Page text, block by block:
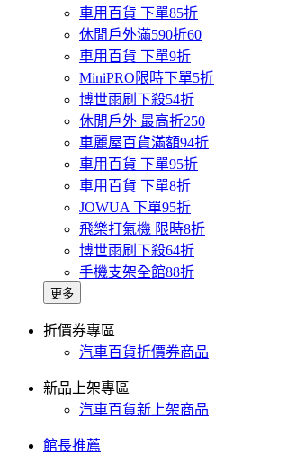
車用百貨 下單85折
休閒戶外滿590折60
車用百貨 下單9折
MiniPRO限時下單5折
博世雨刷下殺54折
休閒戶外 最高折250
車麗屋百貨滿額94折
車用百貨 下單95折
車用百貨 下單8折
JOWUA 下單95折
飛樂打氣機 限時8折
博世雨刷下殺64折
手機支架全館88折
更多
折價券專區
汽車百貨折價券商品
新品上架專區
汽車百貨新上架商品
館長推薦